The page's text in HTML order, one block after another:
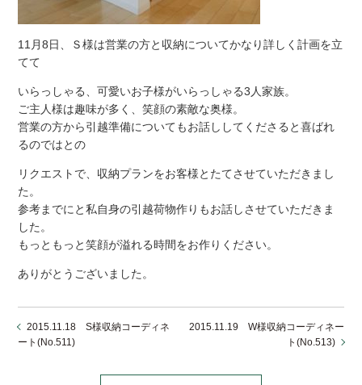
11月8日、Ｓ様は営業の方と収納についてかなり詳しく計画を立
てて
いらっしゃる、可愛いお子様がいらっしゃる3人家族。
ご主人様は趣味が多く、笑顔の素敵な奥様。
営業の方から引越準備についてもお話ししてくださると喜ばれ
るのではとの
リクエストで、収納プランをお客様とたてさせていただきまし
た。
参考までにと私自身の引越荷物作りもお話しさせていただきま
した。
もっともっと笑顔が溢れる時間をお作りください。
ありがとうございました。
2015.11.18 S様収納コーディネ
ート(No.511)
2015.11.19 W様収納コーディネー
ト(No.513)